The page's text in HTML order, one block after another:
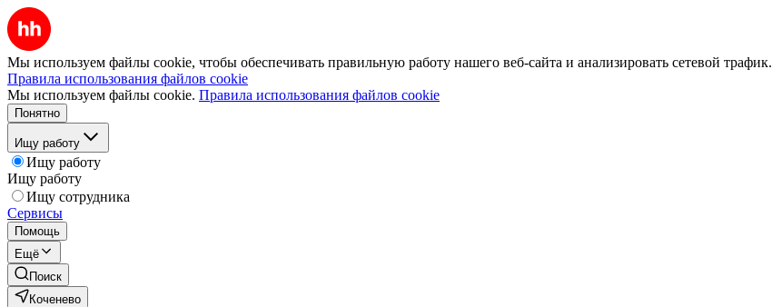
Мы используем файлы cookie, чтобы обеспечивать правильную работу нашего веб-сайта и анализировать сетевой трафик.
Правила использования файлов cookie
Мы используем файлы cookie. Правила использования файлов cookie
Понятно
Ищу работу
Ищу работу
Ищу работу
Ищу сотрудника
Сервисы
Помощь
Ещё
Поиск
Коченево